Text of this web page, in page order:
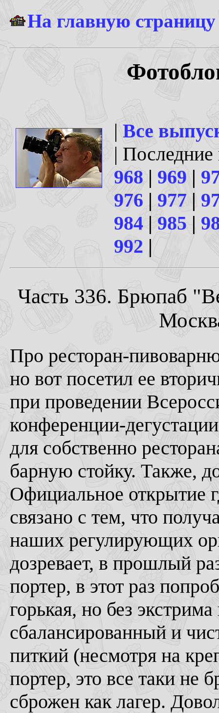
На главную
|Все
|
968| 969|
976 | 977 |
984 | 985|
992 |
Часть 336. Брюпаб
Про ресторан-
но вот посетил ее
при проведении
конференции-
для собственно
барную стойку. Также,
Официальное открытие
связано с тем, что
наших регулирующих
дозревает, в прошлый
портер, в этот раз
горькая, но без
сбалансированный и
питкий (несмотря на
портер, это все таки не
сброжен как лагер.